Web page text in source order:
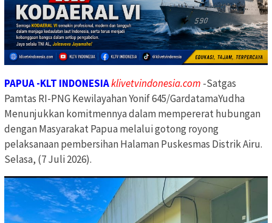
PAPUA -KLT INDONESIAklivetvindonesia.com -Satgas
Pamtas RI-PNG Kewilayahan Yonif 645/GardatamaYudha
Menunjukkan komitmennya dalam mempererat hubungan
dengan Masyarakat Papua melalui gotong royong
pelaksanaan pembersihan Halaman Puskesmas Distrik Airu.
Selasa, (7 Juli 2026).